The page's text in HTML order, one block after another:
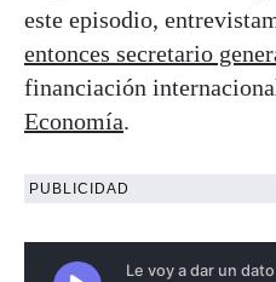
este episodio,
entonces secretario
financiación
Economía.
PUBLICIDAD